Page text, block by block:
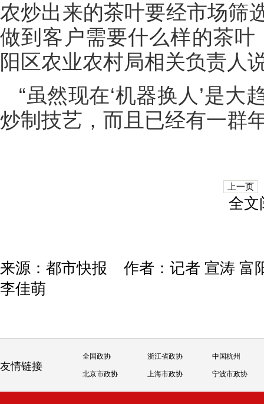
农炒出来的茶叶要经市场筛
做到客户需要什么样的茶叶
阳区农业农村局相关负责人
“虽然现在‘机器换人’是
炒制技艺，而且已经有一群
上一页
全文
来源：都市快报 作者：记者 宣涛
李佳萌
友情链接
全国政协 浙江省政协 中国杭州
北京市政协 上海市政协 宁波市政协